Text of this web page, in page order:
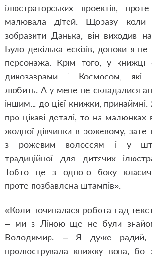
ілюстраторських проектів,
малювала дітей. Щоразу коли
зобразити Данька, він виходив
Було декілька ескізів, допоки я
персонажа. Крім того, у книжці
динозаврами і Космосом,
любить. А у мене не складалися
іншим... до цієї книжки,
про цікаві деталі, то на малюнках
жодної дівчинки в рожевому,
з рожевим волоссям і у
традиційної для дитячих
Тобто це з одного боку
проте позбавлена штампів».
«Коли починалася робота над
– ми з Ліною ще не були
Володимир. – Я дуже
пролюструвала книжку вона, бо